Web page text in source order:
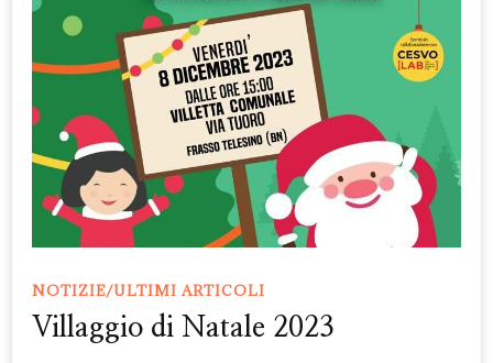
NOTIZIE/ULTIMI ARTICOLI
Villaggio di Natale 2023